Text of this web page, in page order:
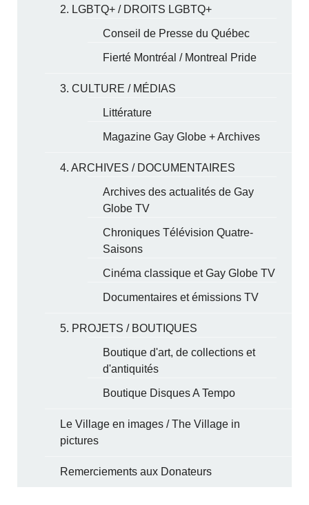
2. LGBTQ+ / DROITS LGBTQ+
Conseil de Presse du Québec
Fierté Montréal / Montreal Pride
3. CULTURE / MÉDIAS
Littérature
Magazine Gay Globe + Archives
4. ARCHIVES / DOCUMENTAIRES
Archives des actualités de Gay
Globe TV
Chroniques Télévision Quatre-
Saisons
Cinéma classique et Gay Globe TV
Documentaires et émissions TV
5. PROJETS / BOUTIQUES
Boutique d'art, de collections et
d'antiquités
Boutique Disques A Tempo
Le Village en images / The Village in
pictures
Remerciements aux Donateurs